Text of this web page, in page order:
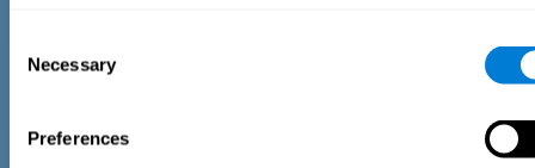
Selection
Necessary
Preferences